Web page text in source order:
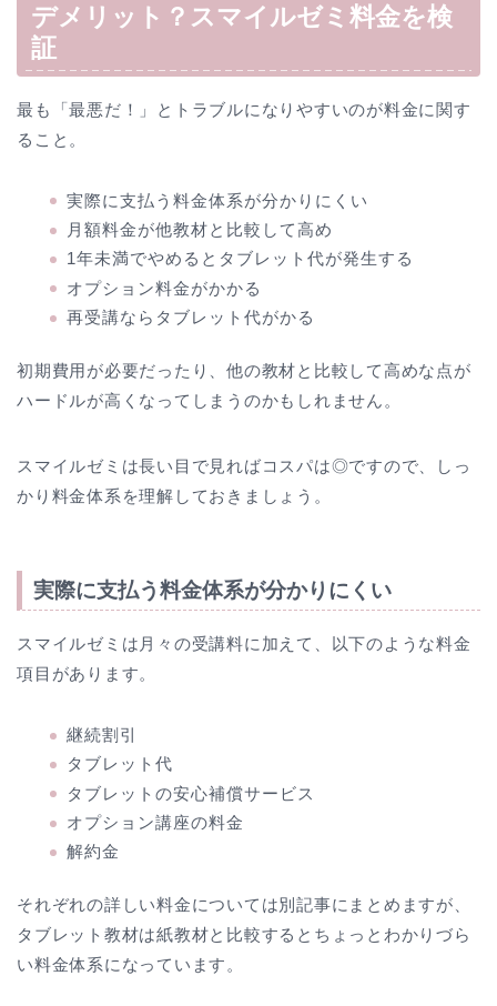
デメリット？スマイルゼミ料金を検
証
最も「最悪だ！」とトラブルになりやすいのが料金に関す
ること。
実際に支払う料金体系が分かりにくい
月額料金が他教材と比較して高め
1年未満でやめるとタブレット代が発生する
オプション料金がかかる
再受講ならタブレット代がかる
初期費用が必要だったり、他の教材と比較して高めな点が
ハードルが高くなってしまうのかもしれません。
スマイルゼミは長い目で見ればコスパは◎ですので、しっ
かり料金体系を理解しておきましょう。
実際に支払う料金体系が分かりにくい
スマイルゼミは月々の受講料に加えて、以下のような料金
項目があります。
継続割引
タブレット代
タブレットの安心補償サービス
オプション講座の料金
解約金
それぞれの詳しい料金については別記事にまとめますが、
タブレット教材は紙教材と比較するとちょっとわかりづら
い料金体系になっています。